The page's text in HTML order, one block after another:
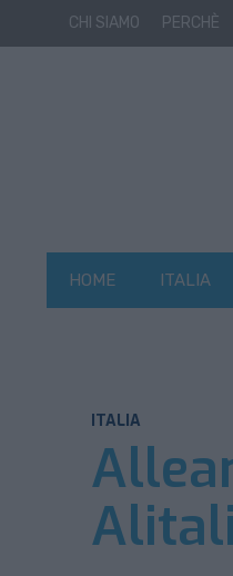
CHI SIAMO PERCHÈ
HOME ITALIA
ITALIA